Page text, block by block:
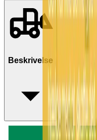
Beskrivelse